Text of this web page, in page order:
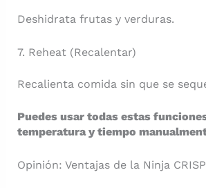
Deshidrata frutas y verduras.
7. Reheat (Recalentar)
Recalienta comida sin que se
Puedes usar todas estas
temperatura y tiempo
Opinión: Ventajas de la Ninja